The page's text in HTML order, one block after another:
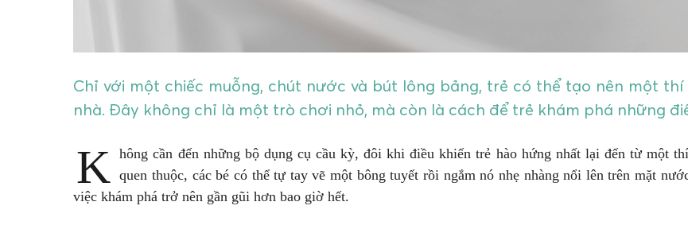
Chỉ với một chiếc muỗng, chút nước và bút lông bảng, trẻ có thể tạo nên một
nhà. Đây không chỉ là một trò chơi nhỏ, mà còn là cách để trẻ khám phá những
K hông cần đến những bộ dụng cụ cầu kỳ, đôi khi điều khiến trẻ hào hứng nhất lại đến từ một
quen thuộc, các bé có thể tự tay vẽ một bông tuyết rồi ngắm nó nhẹ nhàng nổi lên trên mặt
việc khám phá trở nên gần gũi hơn bao giờ hết.